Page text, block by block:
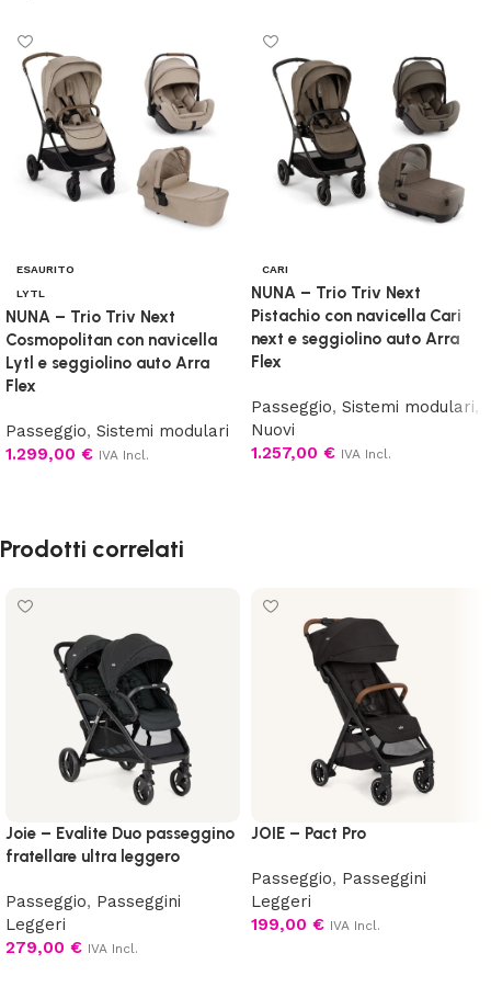
ESAURITO
LYTL
NUNA – Trio Triv Next
Cosmopolitan con navicella
Lytl e seggiolino auto Arra
Flex
Passeggio, Sistemi modulari
1.299,00 € IVA Incl.
CARI
NUNA – Trio Triv Next
Pistachio con navicella Cari
next e seggiolino auto Arra
Flex
Passeggio, Sistemi modulari,
Nuovi
1.257,00 € IVA Incl.
Prodotti correlati
Joie – Evalite Duo passeggino
fratellare ultra leggero
Passeggio, Passeggini
Leggeri
279,00 € IVA Incl.
JOIE – Pact Pro
Passeggio, Passeggini
Leggeri
199,00 € IVA Incl.